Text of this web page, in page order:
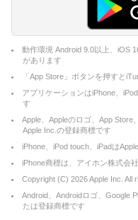
動作環境 Android 9.0以上、iOS
があります
「App Store」ボタンを押すと
アプリケーションはiPhone、
す
Apple、Appleのロゴ、App Store
Apple Inc.の登録商標です
iPhone、iPod touch、iPadは
iPhone商標は、アイホン株式会
Copyright (C) 2026Apple Inc. All
Android、Androidロゴ、Google
たは登録商標です